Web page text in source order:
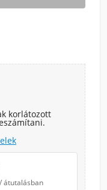
korlátozott
átutalásban